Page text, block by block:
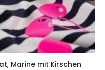
Marine mit Kirschen